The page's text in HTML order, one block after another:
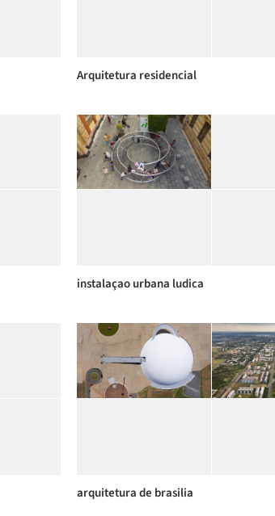
Arquitetura residencial
instalaçao urbana ludica
arquitetura de brasilia